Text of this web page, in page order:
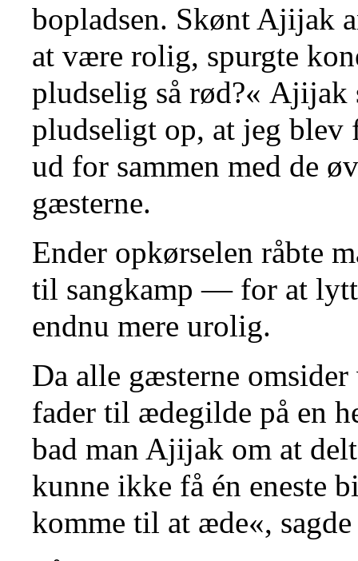
bopladsen. Skønt Ajijak
at være rolig, spurgte
pludselig så rød?« Ajijak
pludseligt op, at jeg
ud for sammen med de
gæsterne.
Ender opkørselen råbte
til sangkamp — for at
endnu mere urolig.
Da alle gæsterne
fader til ædegilde på en
bad man Ajijak om at
kunne ikke få én eneste
komme til at æde«,